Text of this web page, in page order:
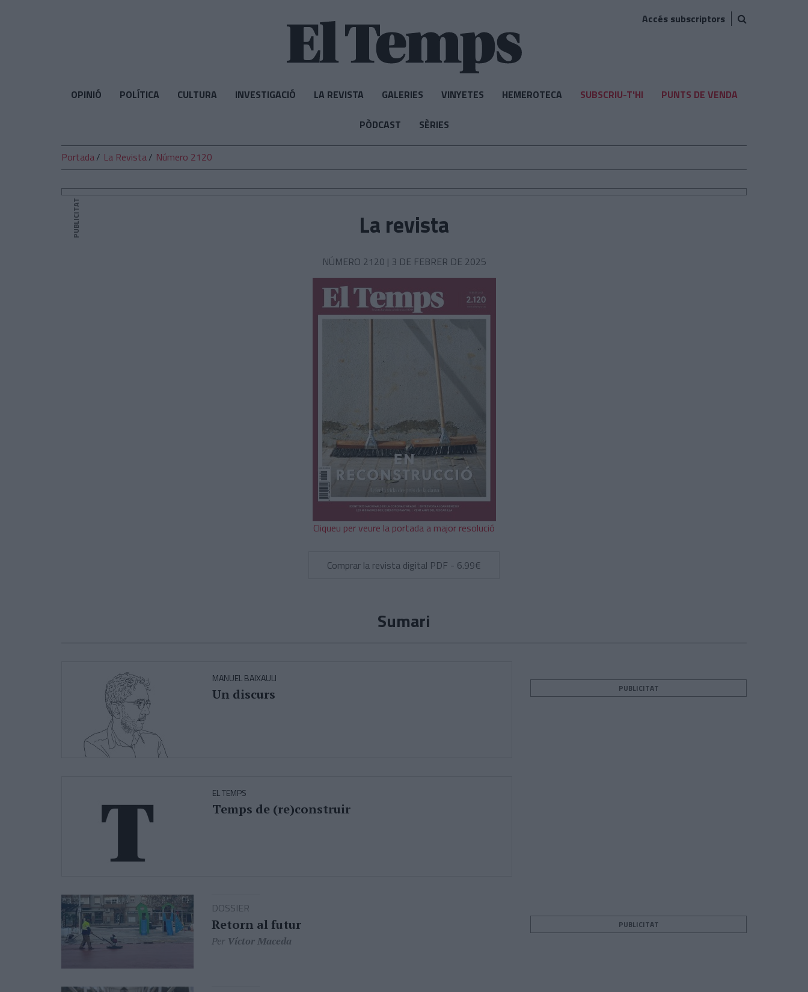
Accés subscriptors
OPINIÓ POLÍTICA CULTURA INVESTIGACIÓ LA REVISTA GALERIES VINYETES HEMEROTECA SUBSCRIU-T'HI PUNTS DE VENDA
PÒDCAST SÈRIES
Portada La Revista Número 2120
PUBLICITAT La revista
NÚMERO 2120 | 3 DE FEBRER DE 2025
Cliqueu per veure la portada a major resolució
Comprar la revista digital PDF - 6.99€
Sumari
MANUEL BAIXAULI
Un discurs
EL TEMPS
Temps de (re)construir
DOSSIER
Retorn al futur
Per Víctor Maceda
PUBLICITAT
PUBLICITAT